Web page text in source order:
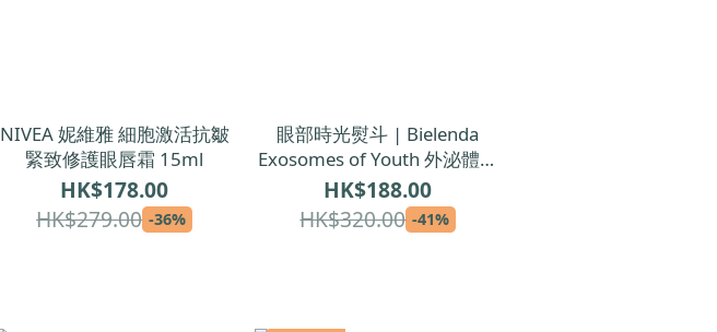
NIVEA 妮維雅 細胞激活抗皺
緊致修護眼唇霜 15ml
HK$178.00
HK$279.00 -36%
眼部時光熨斗 | Bielenda
Exosomes of Youth 外泌體逆
齡提拉緊致眼霜 15ml
HK$188.00
HK$320.00 -41%